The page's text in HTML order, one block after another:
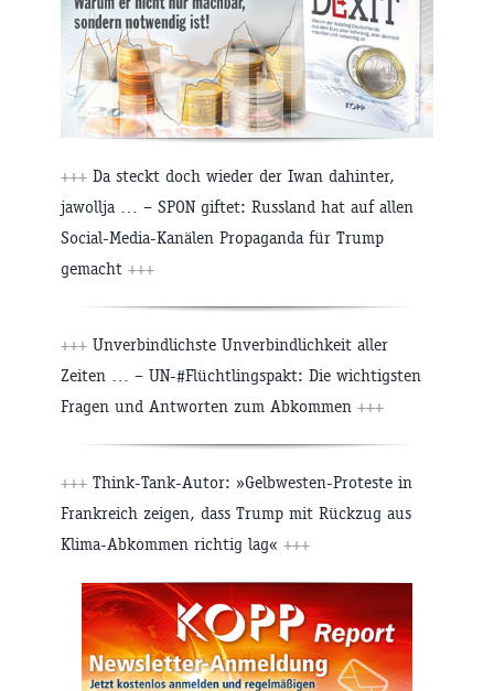
+++ Da steckt doch wieder der Iwan dahinter,
jawollja … – SPON giftet: Russland hat auf allen
Social-Media-Kanälen Propaganda für Trump
gemacht +++
+++ Unverbindlichste Unverbindlichkeit aller
Zeiten … – UN-#Flüchtlingspakt: Die wichtigsten
Fragen und Antworten zum Abkommen +++
+++ Think-Tank-Autor: »Gelbwesten-Proteste in
Frankreich zeigen, dass Trump mit Rückzug aus
Klima-Abkommen richtig lag« +++